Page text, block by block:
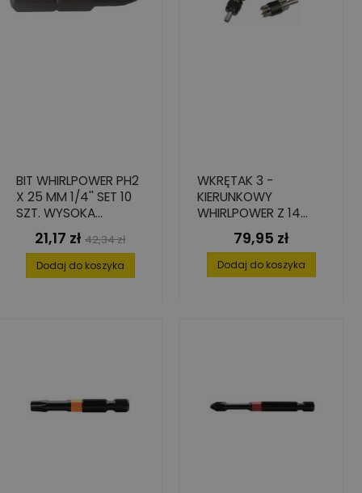
BIT WHIRLPOWER PH2
X 25 MM 1/4'' SET 10
SZT. WYSOKA
TWARDOŚĆ I
PRECYZJA
Cena
21,17 zł Cena
podstawowa
42,34 zł
Dodaj do koszyka
WKRĘTAK 3 -
KIERUNKOWY
WHIRLPOWER Z 14
BITAMICena
79,95 zł
Dodaj do koszyka